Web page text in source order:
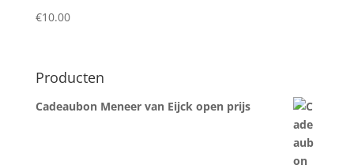
€10.00
Producten
Cadeaubon Meneer van Eijck open prijs